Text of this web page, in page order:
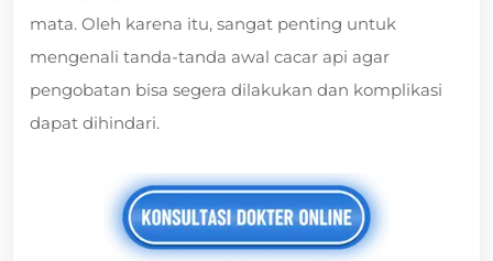
mata. Oleh karena itu, sangat penting untuk
mengenali tanda-tanda awal cacar api agar
pengobatan bisa segera dilakukan dan komplikasi
dapat dihindari.